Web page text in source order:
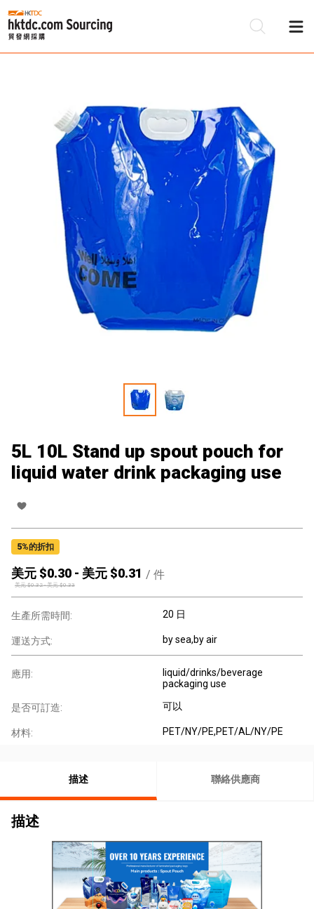
5L 10L Stand up spout pouch for
liquid water drink packaging use
5%的折扣
美元 $0.30 - 美元 $0.31 / 件
美元 $0.32-美元 $0.33
生產所需時間: 20 日
運送方式: by sea,by air
應用:
liquid/drinks/beverage
packaging use
是否可訂造: 可以
材料: PET/NY/PE,PET/AL/NY/PE
描述 聯絡供應商
描述